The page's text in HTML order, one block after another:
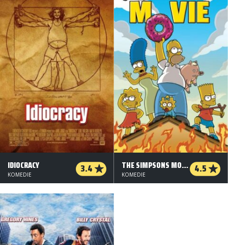
IDIOCRACY 3.4
KOMEDIE
THE SIMPSONS MOVIE 4.5
KOMEDIE